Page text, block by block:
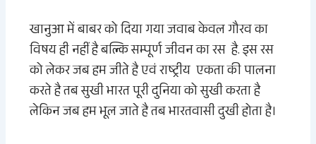
खानुआ मेंबाबर को दिया गया जवाब केवल गौरव का
विषय ही नहीं है बल्कि सम्पूर्ण जीवन का रस है. इस रस
को लेकर जब हम जीते है एवं राष्ट्रीय एकता कीपालना
करते है तब सुखी भारत पूरी दुनिया को सुखी करता है
लेकिन जब हम भूल जाते है तब भारतवासी दुखी होता है।